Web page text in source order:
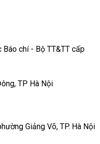
chí - Bộ TT&TT cấp
TP Hà Nội
Giảng Võ, TP. Hà Nội